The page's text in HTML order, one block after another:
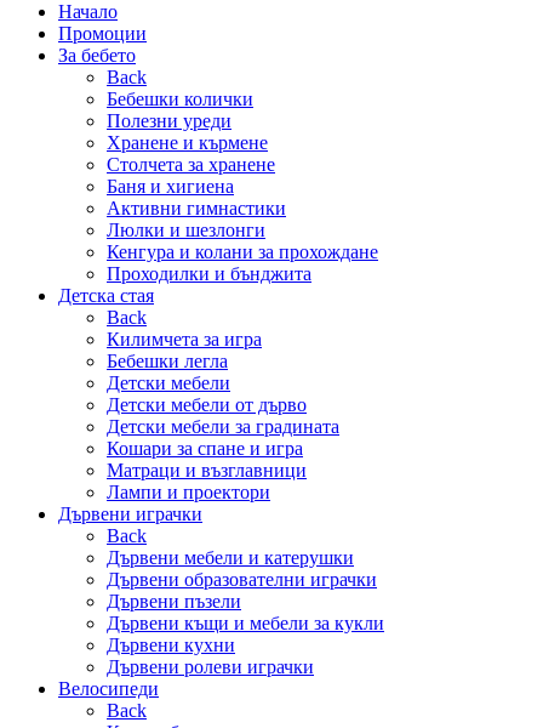
Начало
Промоции
За бебето
Back
Бебешки колички
Полезни уреди
Хранене и кърмене
Столчета за хранене
Баня и хигиена
Активни гимнастики
Люлки и шезлонги
Кенгура и колани за прохождане
Проходилки и бънджита
Детска стая
Back
Килимчета за игра
Бебешки легла
Детски мебели
Детски мебели от дърво
Детски мебели за градината
Кошари за спане и игра
Матраци и възглавници
Лампи и проектори
Дървени играчки
Back
Дървени мебели и катерушки
Дървени образователни играчки
Дървени пъзели
Дървени къщи и мебели за кукли
Дървени кухни
Дървени ролеви играчки
Велосипеди
Back